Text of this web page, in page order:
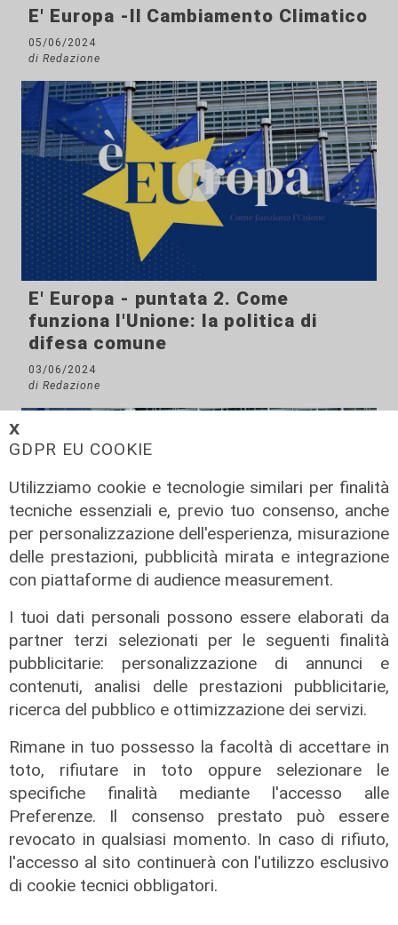
𝗫
GDPR EU COOKIE
Utilizziamo cookie e tecnologie similari per finalità
tecniche essenziali e, previo tuo consenso, anche
per personalizzazione dell'esperienza, misurazione
delle prestazioni, pubblicità mirata e integrazione
con piattaforme di audience measurement.
I tuoi dati personali possono essere elaborati da
partner terzi selezionati per le seguenti finalità
pubblicitarie: personalizzazione di annunci e
contenuti, analisi delle prestazioni pubblicitarie,
ricerca del pubblico e ottimizzazione dei servizi.
Rimane in tuo possesso la facoltà di accettare in
toto, rifiutare in toto oppure selezionare le
specifiche finalità mediante l'accesso alle
Preferenze. Il consenso prestato può essere
revocato in qualsiasi momento. In caso di rifiuto,
l'accesso al sito continuerà con l'utilizzo esclusivo
di cookie tecnici obbligatori.
E' Europa -Il Cambiamento Climatico
05/06/2024
di Redazione
E' Europa - puntata 2. Come
funziona l'Unione: la politica di
difesa comune
03/06/2024
di Redazione
E' Europa - puntata 1. Le Istituzioni
dell'Unione Europea: come si
eleggono, come si articolano
03/06/2024
di Redazione